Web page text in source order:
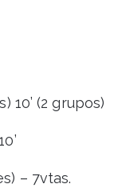
10’ (2 grupos)
– 7vtas.